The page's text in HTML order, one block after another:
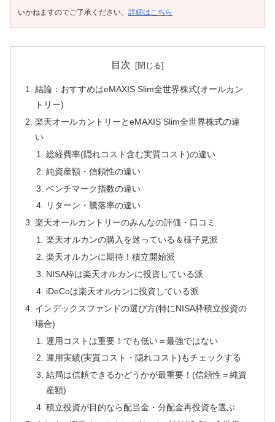
いかねますのでご了承ください。 詳細はこちら
目次
結論：おすすめはeMAXIS Slim全世界株式(オールカン
トリー)
楽天オールカントリーとeMAXIS Slim全世界株式の違
い
総経費率(隠れコスト含む実質コスト)の違い
純資産額・信頼性の違い
ベンチマーク指数の違い
リターン・騰落率の違い
楽天オールカントリーのみんなの評価・口コミ
楽天オルカンの購入を迷っている＆様子見派
楽天オルカンに期待！積立開始派
NISA枠は楽天オルカンに投資している派
iDeCoは楽天オルカンに投資している派
インデックスファンドの選び方(特にNISA枠積立投資の
場合)
運用コストは重要！でも低い＝最強ではない
運用実績(実質コスト・隠れコスト)もチェックする
結局は信頼できるかどうかが最重要！(信頼性＝純資
産額)
積立投資が目的なら配当金・分配金再投資を選ぶ